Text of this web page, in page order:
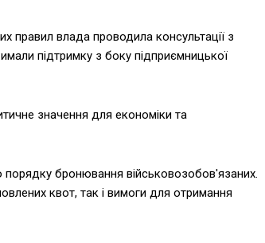
правил влада проводила консультації з
підтримку з боку підприємницької
значення для економіки та
порядку бронювання військовозобов'язаних.
квот, так і вимоги для отримання